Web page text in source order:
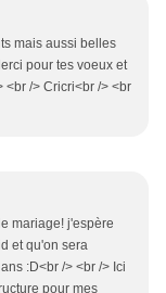
mais aussi belles
pour tes voeux et
<br /> Cricri<br /> <br
mariage! j'espère
et qu'on sera
:D<br /> <br /> Ici
pour mes